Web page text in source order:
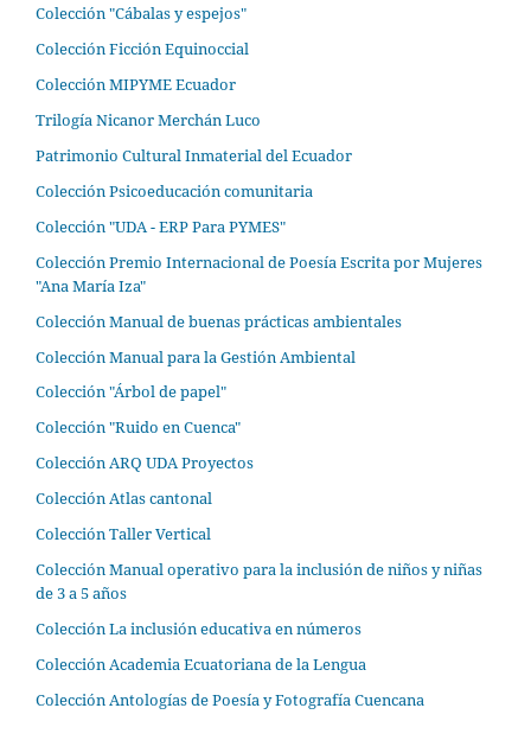
Colección "Cábalas y espejos"
Colección Ficción Equinoccial
Colección MIPYME Ecuador
Trilogía Nicanor Merchán Luco
Patrimonio Cultural Inmaterial del Ecuador
Colección Psicoeducación comunitaria
Colección "UDA - ERP Para PYMES"
Colección Premio Internacional de Poesía Escrita por Mujeres
"Ana María Iza"
Colección Manual de buenas prácticas ambientales
Colección Manual para la Gestión Ambiental
Colección "Árbol de papel"
Colección "Ruido en Cuenca"
Colección ARQ UDA Proyectos
Colección Atlas cantonal
Colección Taller Vertical
Colección Manual operativo para la inclusión de niños y niñas
de 3 a 5 años
Colección La inclusión educativa en números
Colección Academia Ecuatoriana de la Lengua
Colección Antologías de Poesía y Fotografía Cuencana